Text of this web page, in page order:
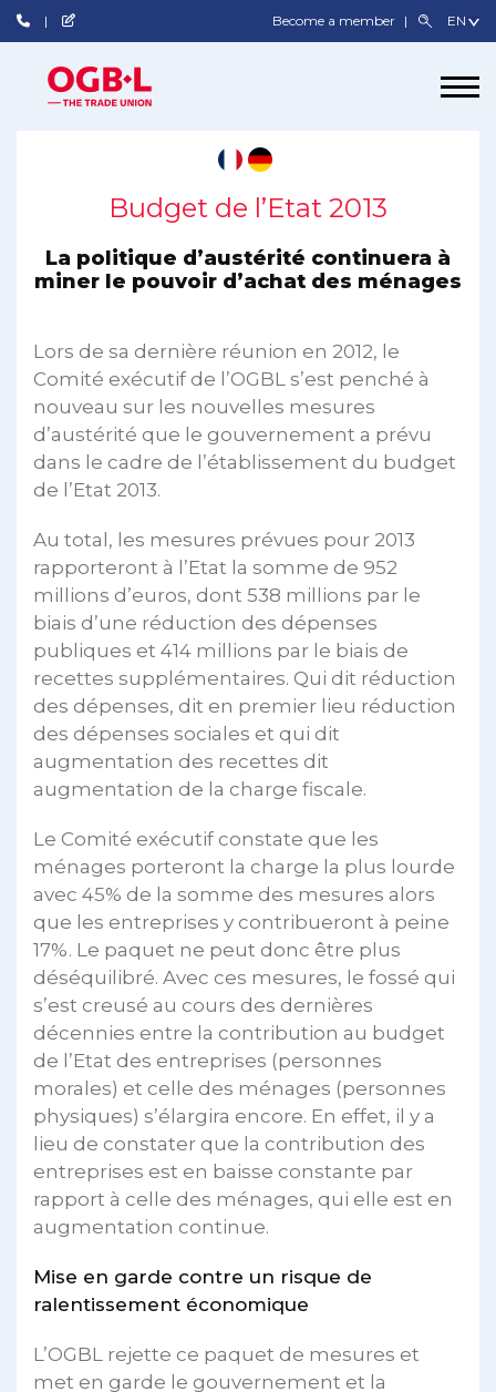
Become a member
Budget de l’Etat 2013
La politique d’austérité continuera à
miner le pouvoir d’achat des ménages
Lors de sa dernière réunion en 2012, le
Comité exécutif de l’OGBL s’est penché à
nouveau sur les nouvelles mesures
d’austérité que le gouvernement a prévu
dans le cadre de l’établissement du budget
de l’Etat 2013.
Au total, les mesures prévues pour 2013
rapporteront à l’Etat la somme de 952
millions d’euros, dont 538 millions par le
biais d’une réduction des dépenses
publiques et 414 millions par le biais de
recettes supplémentaires. Qui dit réduction
des dépenses, dit en premier lieu réduction
des dépenses sociales et qui dit
augmentation des recettes dit
augmentation de la charge fiscale.
Le Comité exécutif constate que les
ménages porteront la charge la plus lourde
avec 45% de la somme des mesures alors
que les entreprises y contribueront à peine
17%. Le paquet ne peut donc être plus
déséquilibré. Avec ces mesures, le fossé qui
s’est creusé au cours des dernières
décennies entre la contribution au budget
de l’Etat des entreprises (personnes
morales) et celle des ménages (personnes
physiques) s’élargira encore. En effet, il y a
lieu de constater que la contribution des
entreprises est en baisse constante par
rapport à celle des ménages, qui elle est en
augmentation continue.
Mise en garde contre un risque de
ralentissement économique
L’OGBL rejette ce paquet de mesures et
met en garde le gouvernement et la